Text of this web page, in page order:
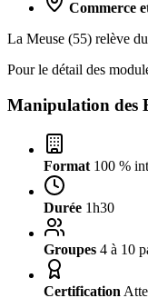
Commerce
La Meuse (55) relève
Pour le détail des
Manipulation des
Format 100 %
Durée 1h30
Groupes 4 à 10
Certification